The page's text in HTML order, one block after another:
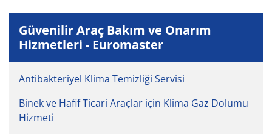
Güvenilir Araç Bakım ve Onarım
Hizmetleri - Euromaster
Antibakteriyel Klima Temizliği Servisi
Binek ve Hafif Ticari Araçlar için Klima Gaz Dolumu
Hizmeti